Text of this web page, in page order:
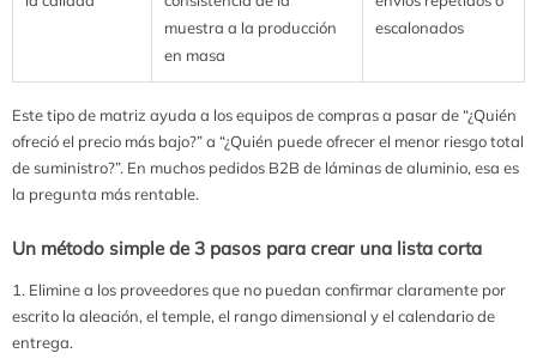
muestra a la producción
en masa
escalonados
Este tipo de matriz ayuda a los equipos de compras a pasar de “¿Quién
ofreció el precio más bajo?” a “¿Quién puede ofrecer el menor riesgo total
de suministro?”. En muchos pedidos B2B de láminas de aluminio, esa es
la pregunta más rentable.
Un método simple de 3 pasos para crear una lista corta
Elimine a los proveedores que no puedan confirmar claramente por
escrito la aleación, el temple, el rango dimensional y el calendario de
entrega.